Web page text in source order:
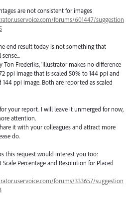
are not consistent for images
forums/601447/suggestion
end result today is not something that
Ton Frederiks, 'Illustrator makes no difference
ppi image that is scaled 50% to 144 ppi and
144 ppi image. Both are reported as scaled
your report. I will leave it unmerged for now,
attention.
it with your colleagues and attract more
do.
this request would interest you too:
Percentage and Resolution for Placed
forums/333657/suggestion